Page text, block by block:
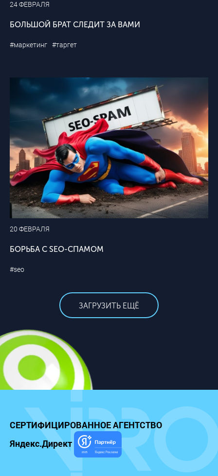
24 ФЕВРАЛЯ
БОЛЬШОЙ БРАТ СЛЕДИТ ЗА ВАМИ
#маркетинг #таргет
20 ФЕВРАЛЯ
БОРЬБА С SEO-СПАМОМ
#seo
ЗАГРУЗИТЬ ЕЩЁ
СЕРТИФИЦИРОВАННОЕАГЕНТСТВО
Яндекс.Директ